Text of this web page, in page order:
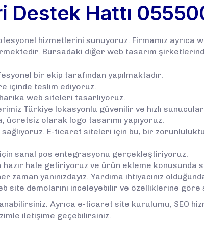
Destek Hattı
hizmetlerini sunuyoruz. Firmamız ayrıca
Bursadaki diğer web tasarım
bir ekip tarafından yapılmaktadır.
içinde teslim ediyoruz.
web siteleri tasarlıyoruz.
Türkiye lokasyonlu güvenilir ve hızlı
ücretsiz olarak logo tasarımı yapıyoruz.
E-ticaret siteleri için bu, bir
sanal pos entegrasyonu gerçekleştiriyoruz.
hazır hale getiriyoruz ve ürün ekleme konusunda
zaman yanınızdayız. Yardıma ihtiyacınız
site demolarını inceleyebilir ve özelliklerine
Ayrıca e-ticaret site kurulumu, SEO
iletişime geçebilirsiniz.